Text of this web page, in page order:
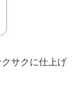
サクに仕上げ